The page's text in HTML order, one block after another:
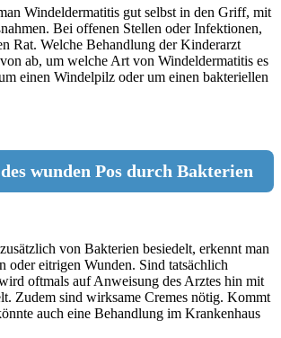
Windeldermatitis gut selbst in den Griff, mit
Bei offenen Stellen oder Infektionen,
Rat. Welche Behandlung der Kinderarzt
ab, um welche Art von Windeldermatitis es
einen Windelpilz oder um einen bakteriellen
wunden Pos durch Bakterien
von Bakterien besiedelt, erkennt man
oder eitrigen Wunden. Sind tatsächlich
oftmals auf Anweisung des Arztes hin mit
Zudem sind wirksame Cremes nötig. Kommt
auch eine Behandlung im Krankenhaus